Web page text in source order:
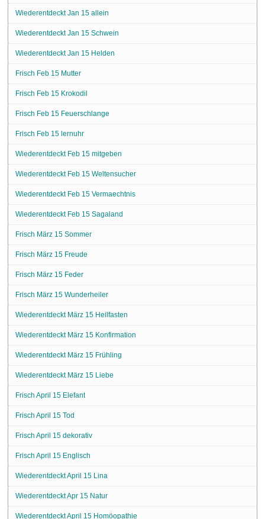
Wiederentdeckt Jan 15 allein
Wiederentdeckt Jan 15 Schwein
Wiederentdeckt Jan 15 Helden
Frisch Feb 15 Mutter
Frisch Feb 15 Krokodil
Frisch Feb 15 Feuerschlange
Frisch Feb 15 lernuhr
Wiederentdeckt Feb 15 mitgeben
Wiederentdeckt Feb 15 Weltensucher
Wiederentdeckt Feb 15 Vermaechtnis
Wiederentdeckt Feb 15 Sagaland
Frisch März 15 Sommer
Frisch März 15 Freude
Frisch März 15 Feder
Frisch März 15 Wunderheiler
Wiederentdeckt März 15 Heilfasten
Wiederentdeckt März 15 Konfirmation
Wiederentdeckt März 15 Frühling
Wiederentdeckt März 15 Liebe
Frisch April 15 Elefant
Frisch April 15 Tod
Frisch April 15 dekorativ
Frisch April 15 Englisch
Wiederentdeckt April 15 Lina
Wiederentdeckt Apr 15 Natur
Wiederentdeckt April 15 Homöopathie